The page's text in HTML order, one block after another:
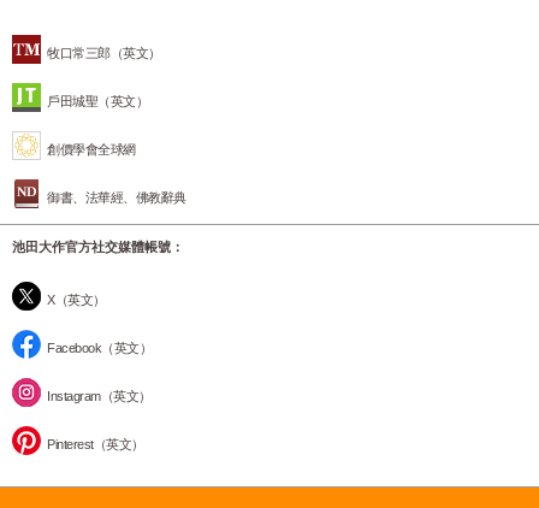
牧口常三郎（英文）
戶田城聖（英文）
創價學會全球網
御書、法華經、佛教辭典
池田大作官方社交媒體帳號：
X（英文）
Facebook（英文）
Instagram（英文）
Pinterest（英文）